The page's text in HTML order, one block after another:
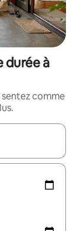
durée à
comme
vers le